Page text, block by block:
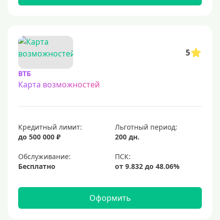
С процентом на остаток
Без процентов
5000 руб
10000 руб
20000 руб
25000 руб
5
ВТБ
Карта возможностей
Кредитный лимит:
до 500 000 ₽
Льготный период:
200 дн.
Обслуживание:
Бесплатно
Оформить